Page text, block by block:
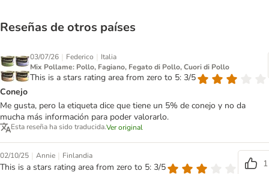
Reseñas de otros países
03/07/26 | Federico | Italia
Mix Pollame: Pollo, Fagiano, Fegato di Pollo, Cuori di Pollo
This is a stars rating area from zero to 5: 3/5
Conejo
Me gusta, pero la etiqueta dice que tiene un 5% de conejo y no da
mucha más información para poder valorarlo.
Esta reseña ha sido traducida.Ver original
02/10/25 | Annie | Finlandia
This is a stars rating area from zero to 5: 3/5
1